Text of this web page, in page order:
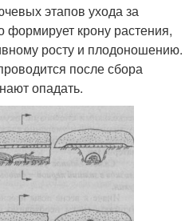
этапов ухода за
формирует крону растения,
росту и плодоношению.
после сбора
опадать.